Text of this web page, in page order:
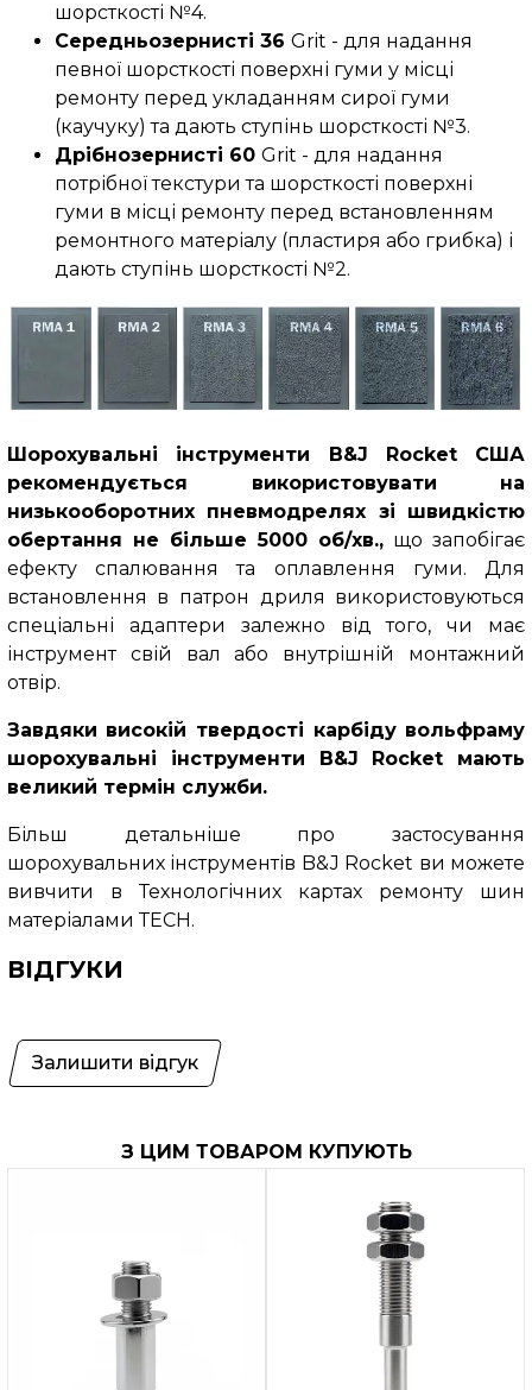
шорсткості №4.
Середньозернисті 36 Grit - для надання
певної шорсткості поверхні гуми у місці
ремонту перед укладанням сирої гуми
(каучуку) та дають ступінь шорсткості №3.
Дрібнозернисті 60 Grit - для надання
потрібної текстури та шорсткості поверхні
гуми в місці ремонту перед встановленням
ремонтного матеріалу (пластиря або грибка) і
дають ступінь шорсткості №2.
Шорохувальні інструменти B&J Rocket США
рекомендується використовувати на
низькооборотних пневмодрелях зі швидкістю
обертання не більше 5000 об/хв., що запобігає
ефекту спалювання та оплавлення гуми. Для
встановлення в патрон дриля використовуються
спеціальні адаптери залежно від того, чи має
інструмент свій вал або внутрішній монтажний
отвір.
Завдяки високій твердості карбіду вольфраму
шорохувальні інструменти B&J Rocket мають
великий термін служби.
Більш детальніше про застосування
шорохувальних інструментів B&J Rocket ви можете
вивчити в Технологічних картах ремонту шин
матеріалами ТЕСН.
ВІДГУКИ
Залишити відгук
З ЦИМ ТОВАРОМ КУПУЮТЬ